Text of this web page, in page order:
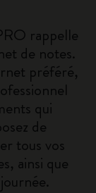
rappelle
de notes.
préféré,
qui
de
tous vos
ainsi que